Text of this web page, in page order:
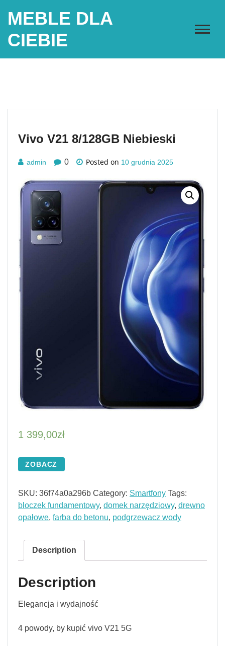
MEBLE DLA
CIEBIE
Vivo V21 8/128GB Niebieski
admin 0 Posted on 10 grudnia 2025
1 399,00zł
ZOBACZ
SKU: 36f74a0a296b Category: Smartfony Tags:
bloczek fundamentowy, domek narzędziowy, drewno
opałowe, farba do betonu, podgrzewacz wody
Description
Description
Elegancja i wydajność
4 powody, by kupić vivo V21 5G